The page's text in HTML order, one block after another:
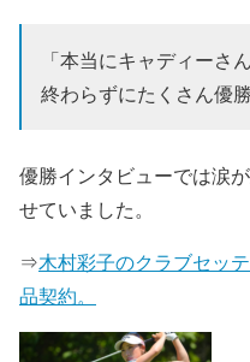
「本当にキャディー
終わらずにたくさん優
優勝インタビューでは涙
せていました。
⇒木村彩子のクラブセッ
品契約。